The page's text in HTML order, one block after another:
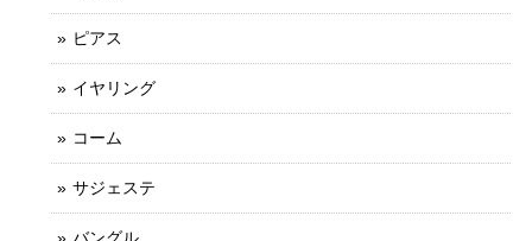
ピアス
イヤリング
コーム
サジェステ